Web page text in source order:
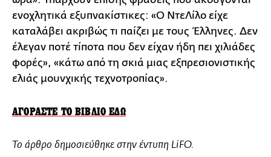
ενοχλητικά εξυπνακίστικες: «Ο ΝτεΛίλο είχε
καταλάβει ακριβώς τι παίζει με τους Έλληνες. Δεν
έλεγαν ποτέ τίποτα που δεν είχαν ήδη πει χιλιάδες
φορές», «κάτω από τη σκιά μιας εξπρεσιονιστικής
ελιάς μουνχικής τεχνοτροπίας».
ΑΓΟΡΑΣΤΕ ΤΟ ΒΙΒΛΙΟ ΕΔΩ
Το άρθρο δημοσιεύθηκε στην έντυπη LiFO.